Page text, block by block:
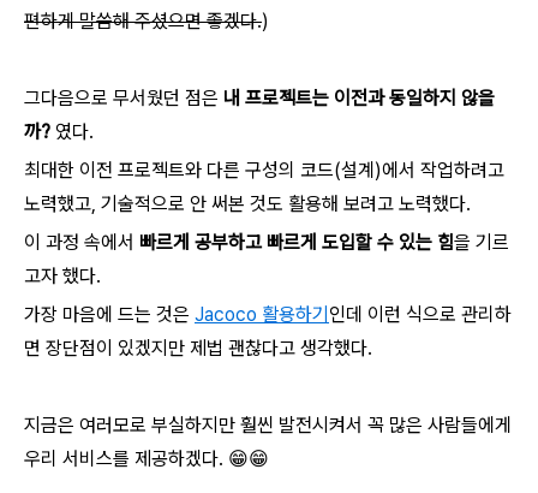
편하게 말씀해 주셨으면 좋겠다.)
그다음으로 무서웠던 점은 내 프로젝트는 이전과 동일하지 않을
까? 였다.
최대한 이전 프로젝트와 다른 구성의 코드(설계)에서 작업하려고
노력했고, 기술적으로 안 써본 것도 활용해 보려고 노력했다.
이 과정 속에서 빠르게 공부하고 빠르게 도입할 수 있는 힘을 기르
고자 했다.
가장 마음에 드는 것은 Jacoco 활용하기인데 이런 식으로 관리하
면 장단점이 있겠지만 제법 괜찮다고 생각했다.
지금은 여러모로 부실하지만 훨씬 발전시켜서 꼭 많은 사람들에게
우리 서비스를 제공하겠다. 😁😁